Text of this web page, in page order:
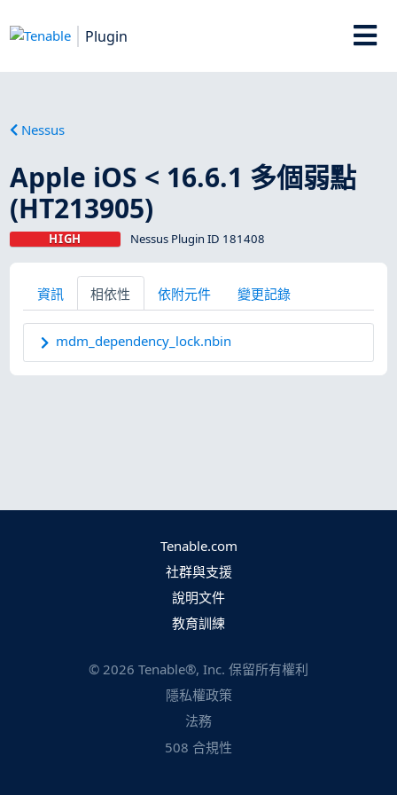
Plugin
Nessus
Apple iOS < 16.6.1 多個弱點
(HT213905)
HIGH Nessus Plugin ID 181408
資訊 相依性 依附元件 變更記錄
mdm_dependency_lock.nbin
Tenable.com
社群與支援
說明文件
教育訓練
© 2026 Tenable®, Inc. 保留所有權利
隱私權政策
法務
508 合規性